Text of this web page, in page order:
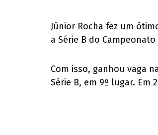
Júnior Rocha fez um
a Série B do
Com isso, ganhou vaga
Série B, em 9º lugar. Em